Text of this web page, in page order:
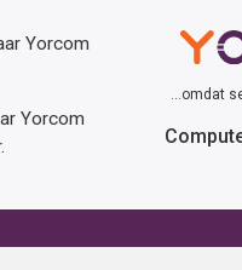
Yorcom
Yorcom
...omdat